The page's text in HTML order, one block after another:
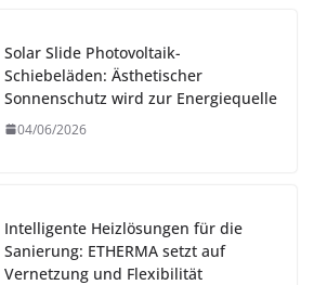
Solar Slide Photovoltaik-
Schiebeläden: Ästhetischer
Sonnenschutz wird zur Energiequelle
04/06/2026
Intelligente Heizlösungen für die
Sanierung: ETHERMA setzt auf
Vernetzung und Flexibilität